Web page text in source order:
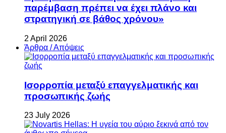
παρέμβαση πρέπει να έχει πλάνο και
στρατηγική σε βάθος χρόνου»
2 April 2026
Άρθρα / Απόψεις
Ισορροπία μεταξύ επαγγελματικής και
προσωπικής ζωής
23 July 2026